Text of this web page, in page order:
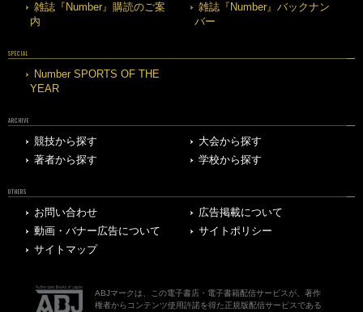
雑誌『Number』購読のご案
内
雑誌『Number』バックナン
バー
SPECIAL
Number SPORTS OF THE
YEAR
ARCHIVE
競技から探す
大会から探す
著者から探す
学校から探す
OTHERS
お問い合わせ
広告掲載について
動画・バナー広告について
サイトポリシー
サイトマップ
ABJマークは、この電子書店・電子書籍配信サービスが、著作
権者からコンテンツ使用許諾を得た正規版配信サービスである